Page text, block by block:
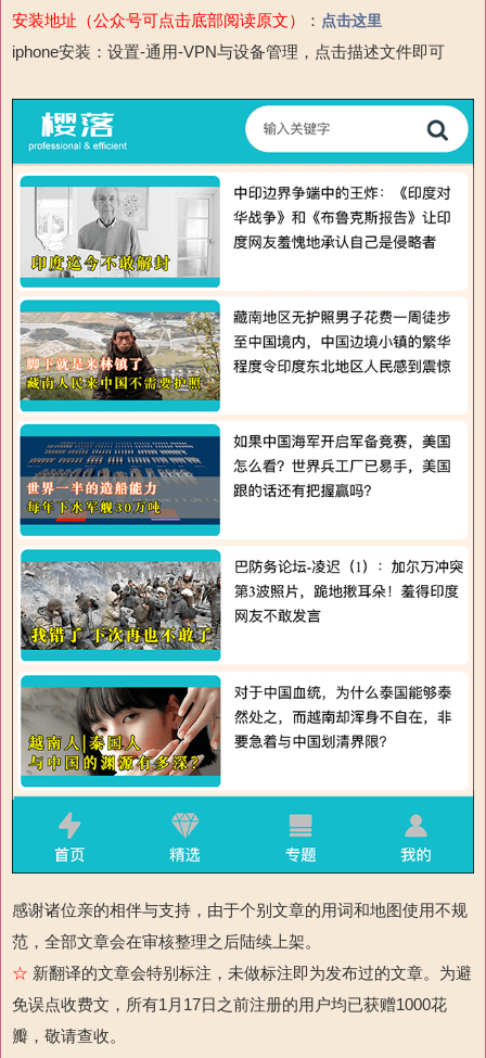
安装地址（公众号可点击底部阅读原文） ： 点击这里
iphone安装：设置-通用-VPN与设备管理，点击描述文件即可
感谢诸位亲的相伴与支持，由于个别文章的用词和地图使用不规
范，全部文章会在审核整理之后陆续上架。
☆ 新翻译的文章会特别标注，未做标注即为发布过的文章。为避
免误点收费文，所有1月17日之前注册的用户均已获赠1000花
瓣，敬请查收。